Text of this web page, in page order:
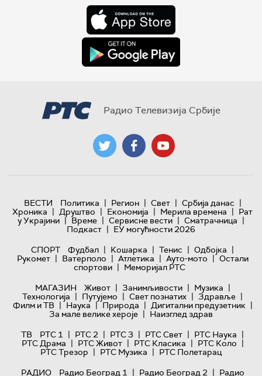
Радио Телевизија Србије
ВЕСТИ Политика | Регион | Свет | Србија данас |
Хроника | Друштво | Економија | Мерила времена | Рат
у Украјини | Време | Сервисне вести | Сматрачница |
Подкаст | ЕУ могућности 2026
СПОРТ
Фудбал | Кошарка | Тенис | Одбојка |
Рукомет | Ватерполо | Атлетика | Ауто-мото | Остали
спортови | Меморијал РТС
МАГАЗИН
Живот | Занимљивости | Музика |
Технологијa | Путујемо | Свет познатих | Здравље |
Филм и ТВ | Наука | Природа | Дигитални предузетник |
За мале велике хероје | Наизглед здрав
ТВ
РТС 1 | РТС 2 | РТС 3 | РТС Свет | РТС Наука |
РТС Драма | РТС Живот | РТС Класика | РТС Коло |
РТС Трезор | РТС Музика | РТС Полетарац
РАДИО
Радио Београд 1 | Радио Београд 2 | Радио